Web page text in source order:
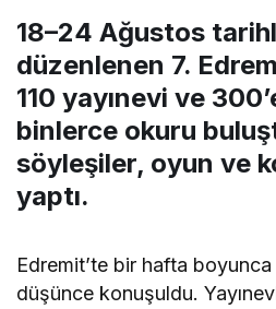
18–24 Ağustos
düzenlenen 7.
110 yayınevi ve
binlerce okuru
söyleşiler, oyun ve
yaptı.
Edremit’te bir hafta
düşünce konuşuldu.